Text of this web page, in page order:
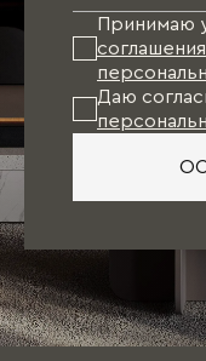
Принимаю
соглашения
Даю